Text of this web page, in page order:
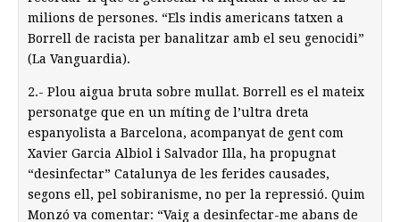
milions de persones. “Els indis americans tatxen a
Borrell de racista per banalitzar amb el seu genocidi”
(La Vanguardia).
2.- Plou aigua bruta sobre mullat. Borrell es el mateix
personatge que en un míting de l’ultra dreta
espanyolista a Barcelona, acompanyat de gent com
Xavier Garcia Albiol i Salvador Illa, ha propugnat
“desinfectar” Catalunya de les ferides causades,
segons ell, pel sobiranisme, no per la repressió. Quim
Monzó va comentar: “Vaig a desinfectar-me abans de